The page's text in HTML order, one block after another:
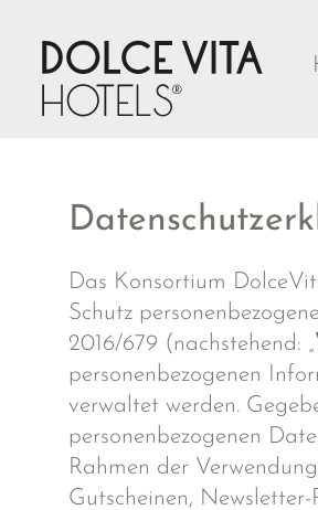
Das Konsortium
Schutz
2016/679 (nachstehend: „
personenbezogenen
verwaltet werden.
personenbezogenen
Rahmen der
Gutscheinen,